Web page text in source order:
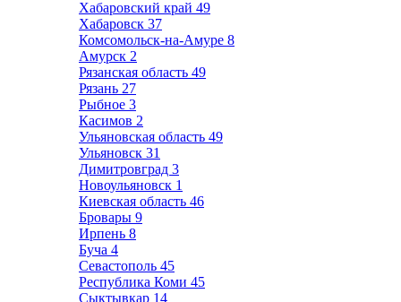
Хабаровский край 49
Хабаровск 37
Комсомольск-на-Амуре 8
Амурск 2
Рязанская область 49
Рязань 27
Рыбное 3
Касимов 2
Ульяновская область 49
Ульяновск 31
Димитровград 3
Новоульяновск 1
Киевская область 46
Бровары 9
Ирпень 8
Буча 4
Севастополь 45
Республика Коми 45
Сыктывкар 14